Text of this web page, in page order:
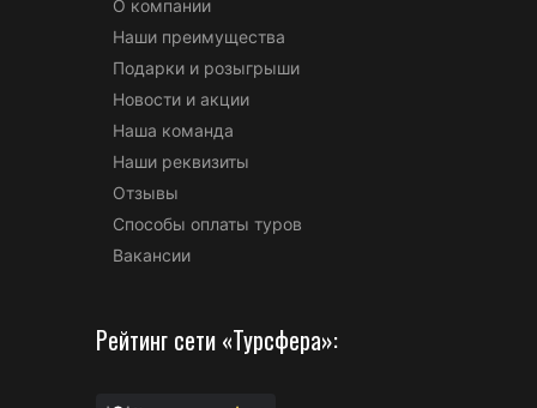
О компании
Наши преимущества
Подарки и розыгрыши
Новости и акции
Наша команда
Наши реквизиты
Отзывы
Способы оплаты туров
Вакансии
Рейтинг сети «Турсфера»: